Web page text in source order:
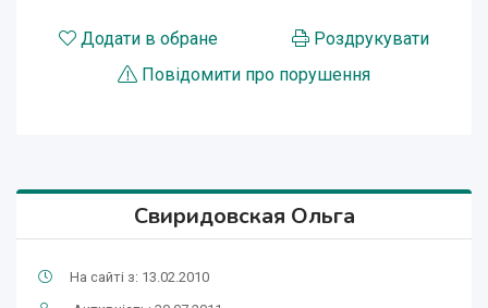
Додати в обране
Роздрукувати
Повідомити про порушення
Свиридовская Ольга
На сайті з: 13.02.2010